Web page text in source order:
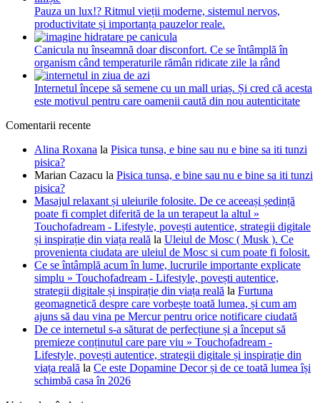
Pauza un lux!? Ritmul vieții moderne, sistemul nervos,
productivitate și importanța pauzelor reale.
Canicula nu înseamnă doar disconfort. Ce se întâmplă în
organism când temperaturile rămân ridicate zile la rând
Internetul începe să semene cu un mall uriaș. Și cred că acesta
este motivul pentru care oamenii caută din nou autenticitate
Comentarii recente
Alina Roxana la Pisica tunsa, e bine sau nu e bine sa iti tunzi
pisica?
Marian Cazacu la Pisica tunsa, e bine sau nu e bine sa iti tunzi
pisica?
Masajul relaxant și uleiurile folosite. De ce aceeași ședință
poate fi complet diferită de la un terapeut la altul »
Touchofadream - Lifestyle, povești autentice, strategii digitale
și inspirație din viața reală la Uleiul de Mosc ( Musk ). Ce
provenienta ciudata are uleiul de Mosc si cum poate fi folosit.
Ce se întâmplă acum în lume, lucrurile importante explicate
simplu » Touchofadream - Lifestyle, povești autentice,
strategii digitale și inspirație din viața reală la Furtuna
geomagnetică despre care vorbește toată lumea, și cum am
ajuns să dau vina pe Mercur pentru orice notificare ciudată
De ce internetul s-a săturat de perfecțiune și a început să
premieze conținutul care pare viu » Touchofadream -
Lifestyle, povești autentice, strategii digitale și inspirație din
viața reală la Ce este Dopamine Decor și de ce toată lumea își
schimbă casa în 2026